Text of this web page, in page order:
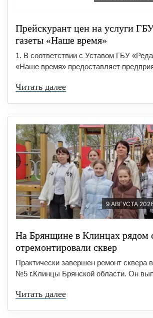
Прейскурант цен на услуги
газеты «Наше время»
1. В соответствии с Уставом ГБУ
«Наше время» предоставляет
Читать далее
9 АВГУСТА
На Брянщине в Клинцах рядом
отремонтировали сквер
Практически завершен ремонт сквера
№5 г.Клинцы Брянской области. Он
Читать далее